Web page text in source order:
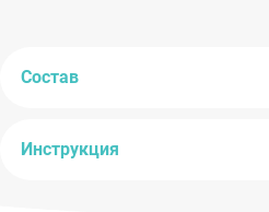
Состав
Состав:Juniperus
Инструкция